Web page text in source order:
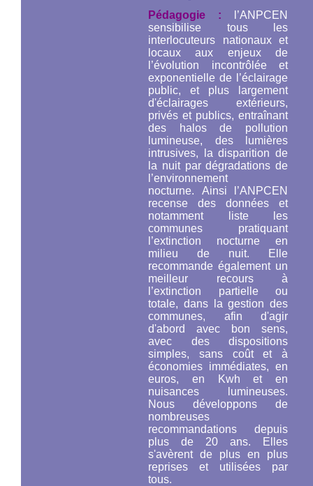
Pédagogie :
l’ANPCEN
sensibilise tous les
interlocuteurs nationaux et
locaux aux enjeux de
l’évolution incontrôlée et
exponentielle de l’éclairage
public, et plus largement
d'éclairages extérieurs,
privés et publics, entraînant
des halos de pollution
lumineuse, des lumières
intrusives, la disparition de
la nuit par dégradations de
l’environnement
nocturne. Ainsi l’ANPCEN
recense des données et
notamment liste les
communes pratiquant
l’extinction nocturne en
milieu de nuit. Elle
recommande également un
meilleur recours à
l’extinction partielle ou
totale, dans la gestion des
communes, afin d'agir
d'abord avec bon sens,
avec des dispositions
simples, sans coût et à
économies immédiates, en
euros, en Kwh et en
nuisances lumineuses.
Nous développons de
nombreuses
recommandations depuis
plus de 20 ans. Elles
s'avèrent de plus en plus
reprises et utilisées par
tous.